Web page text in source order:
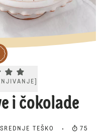
rating 5.0. Click to rate.
i čokolade
SREDNJE TEŠKO 75